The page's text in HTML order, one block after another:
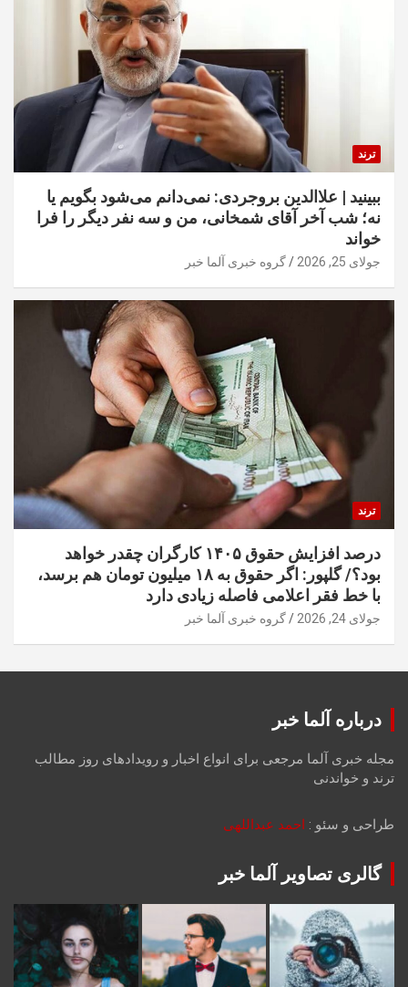
ترند
ببینید | علاالدین بروجردی: نمی‌دانم می‌شود بگویم یا
نه؛ شب آخر آقای شمخانی، من و سه نفر دیگر را فرا
خواند
جولای 25, 2026 گروه خبری آلما خبر
ترند
درصد افزایش حقوق ۱۴۰۵ کارگران چقدر خواهد
بود؟/ گلپور: اگر حقوق به ۱۸ میلیون تومان هم برسد،
با خط فقر اعلامی فاصله زیادی دارد
جولای 24, 2026 گروه خبری آلما خبر
درباره آلما خبر
مجله خبری آلما مرجعی برای انواع اخبار و رویدادهای روز مطالب
ترند و خواندنی
طراحی و سئو : احمد عبداللهی
گالری تصاویر آلما خبر